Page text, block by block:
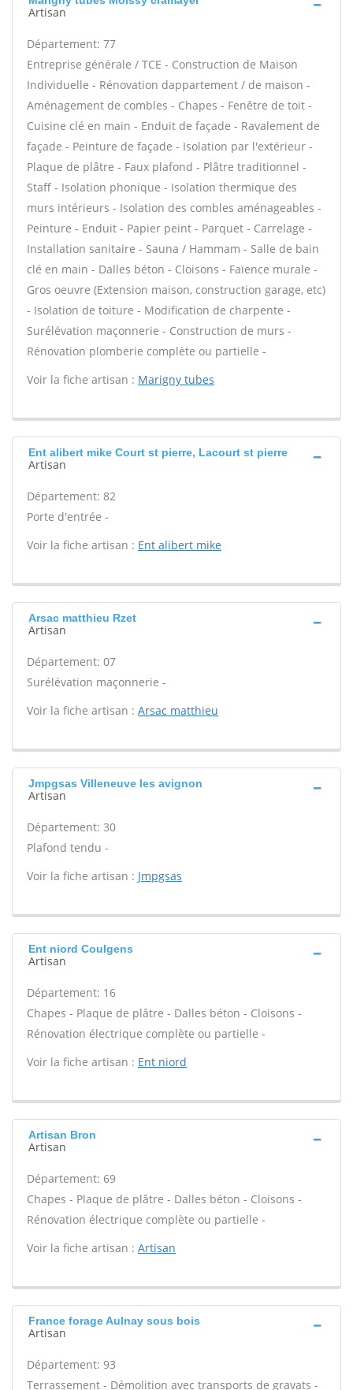
Artisan
Département: 77
Entreprise générale / TCE - Construction de Maison
Individuelle - Rénovation dappartement / de maison -
Aménagement de combles - Chapes - Fenêtre de toit -
Cuisine clé en main - Enduit de façade - Ravalement de
façade - Peinture de façade - Isolation par l'extérieur -
Plaque de plâtre - Faux plafond - Plâtre traditionnel -
Staff - Isolation phonique - Isolation thermique des
murs intérieurs - Isolation des combles aménageables -
Peinture - Enduit - Papier peint - Parquet - Carrelage -
Installation sanitaire - Sauna / Hammam - Salle de bain
clé en main - Dalles béton - Cloisons - Faïence murale -
Gros oeuvre (Extension maison, construction garage, etc)
- Isolation de toiture - Modification de charpente -
Surélévation maçonnerie - Construction de murs -
Rénovation plomberie complète ou partielle -
Voir la fiche artisan : Marigny tubes
Ent alibert mike Court st pierre, Lacourt st pierre
Artisan
Département: 82
Porte d'entrée -
Voir la fiche artisan : Ent alibert mike
Arsac matthieu Rzet
Artisan
Département: 07
Surélévation maçonnerie -
Voir la fiche artisan : Arsac matthieu
Jmpgsas Villeneuve les avignon
Artisan
Département: 30
Plafond tendu -
Voir la fiche artisan : Jmpgsas
Ent niord Coulgens
Artisan
Département: 16
Chapes - Plaque de plâtre - Dalles béton - Cloisons -
Rénovation électrique complète ou partielle -
Voir la fiche artisan : Ent niord
Artisan Bron
Artisan
Département: 69
Chapes - Plaque de plâtre - Dalles béton - Cloisons -
Rénovation électrique complète ou partielle -
Voir la fiche artisan : Artisan
France forage Aulnay sous bois
Artisan
Département: 93
Terrassement - Démolition avec transports de gravats -